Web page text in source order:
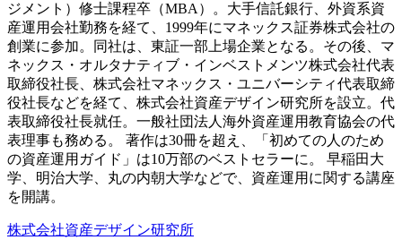
ジメント）修士課程卒（MBA）。大手信託銀行、外資系資
産運用会社勤務を経て、1999年にマネックス証券株式会社の
創業に参加。同社は、東証一部上場企業となる。その後、マ
ネックス・オルタナティブ・インベストメンツ株式会社代表
取締役社長、株式会社マネックス・ユニバーシティ代表取締
役社長などを経て、株式会社資産デザイン研究所を設立。代
表取締役社長就任。一般社団法人海外資産運用教育協会の代
表理事も務める。 著作は30冊を超え、「初めての人のため
の資産運用ガイド」は10万部のベストセラーに。 早稲田大
学、明治大学、丸の内朝大学などで、資産運用に関する講座
を開講。
株式会社資産デザイン研究所